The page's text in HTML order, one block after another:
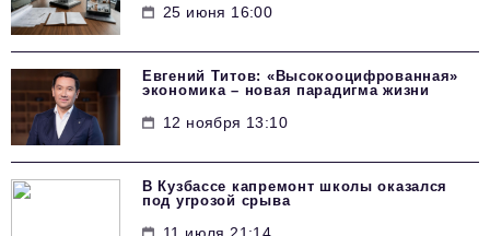
25 июня 16:00
Евгений Титов: «Высокооцифрованная»
экономика – новая парадигма жизни
12 ноября 13:10
В Кузбассе капремонт школы оказался
под угрозой срыва